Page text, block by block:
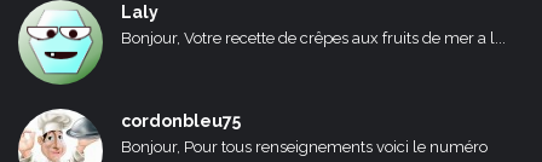
Laly
Bonjour, Votre recette de crêpes aux fruits de mer a l...
cordonbleu75
Bonjour, Pour tous renseignements voici le numéro